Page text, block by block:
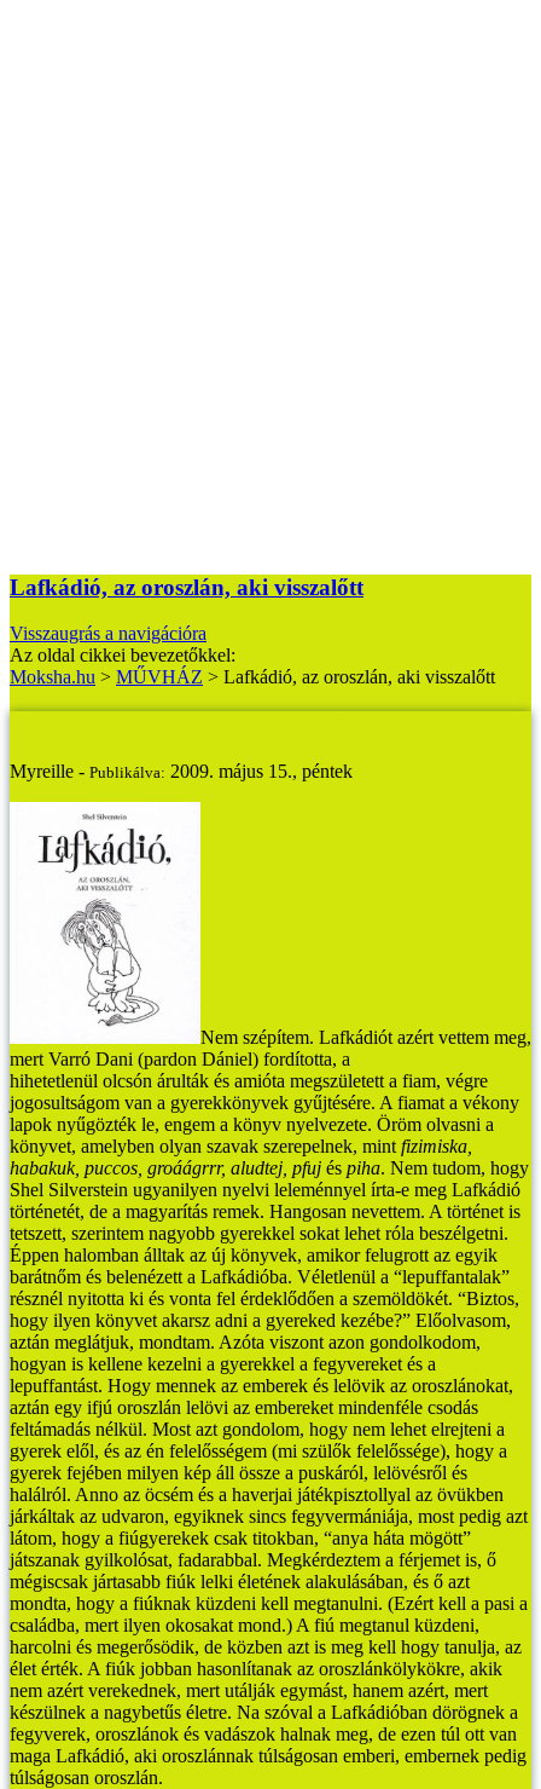
Lafkádió, az oroszlán, aki visszalőtt
Visszaugrás a navigációra
Az oldal cikkei bevezetőkkel:
Moksha.hu > MŰVHÁZ > Lafkádió, az oroszlán, aki visszalőtt
Myreille - Publikálva: 2009. május 15., péntek
Nem szépítem. Lafkádiót azért vettem meg,
mert Varró Dani (pardon Dániel) fordította, a
hihetetlenül olcsón árulták és amióta megszületett a fiam, végre
jogosultságom van a gyerekkönyvek gyűjtésére. A fiamat a vékony
lapok nyűgözték le, engem a könyv nyelvezete. Öröm olvasni a
könyvet, amelyben olyan szavak szerepelnek, mint fizimiska,
habakuk, puccos, groáágrrr, aludtej, pfuj és piha. Nem tudom, hogy
Shel Silverstein ugyanilyen nyelvi leleménnyel írta-e meg Lafkádió
történetét, de a magyarítás remek. Hangosan nevettem. A történet is
tetszett, szerintem nagyobb gyerekkel sokat lehet róla beszélgetni.
Éppen halomban álltak az új könyvek, amikor felugrott az egyik
barátnőm és belenézett a Lafkádióba. Véletlenül a “lepuffantalak”
résznél nyitotta ki és vonta fel érdeklődően a szemöldökét. “Biztos,
hogy ilyen könyvet akarsz adni a gyereked kezébe?” Előolvasom,
aztán meglátjuk, mondtam. Azóta viszont azon gondolkodom,
hogyan is kellene kezelni a gyerekkel a fegyvereket és a
lepuffantást. Hogy mennek az emberek és lelövik az oroszlánokat,
aztán egy ifjú oroszlán lelövi az embereket mindenféle csodás
feltámadás nélkül. Most azt gondolom, hogy nem lehet elrejteni a
gyerek elől, és az én felelősségem (mi szülők felelőssége), hogy a
gyerek fejében milyen kép áll össze a puskáról, lelövésről és
halálról. Anno az öcsém és a haverjai játékpisztollyal az övükben
járkáltak az udvaron, egyiknek sincs fegyvermániája, most pedig azt
látom, hogy a fiúgyerekek csak titokban, “anya háta mögött”
játszanak gyilkolósat, fadarabbal. Megkérdeztem a férjemet is, ő
mégiscsak jártasabb fiúk lelki életének alakulásában, és ő azt
mondta, hogy a fiúknak küzdeni kell megtanulni. (Ezért kell a pasi a
családba, mert ilyen okosakat mond.) A fiú megtanul küzdeni,
harcolni és megerősödik, de közben azt is meg kell hogy tanulja, az
élet érték. A fiúk jobban hasonlítanak az oroszlánkölykökre, akik
nem azért verekednek, mert utálják egymást, hanem azért, mert
készülnek a nagybetűs életre. Na szóval a Lafkádióban dörögnek a
fegyverek, oroszlánok és vadászok halnak meg, de ezen túl ott van
maga Lafkádió, aki oroszlánnak túlságosan emberi, embernek pedig
túlságosan oroszlán.